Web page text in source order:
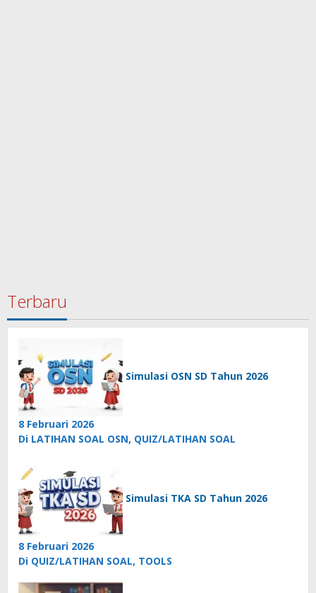
Terbaru
Simulasi OSN SD Tahun 2026
8 Februari 2026
Di LATIHAN SOAL OSN, QUIZ/LATIHAN SOAL
Simulasi TKA SD Tahun 2026
8 Februari 2026
Di QUIZ/LATIHAN SOAL, TOOLS